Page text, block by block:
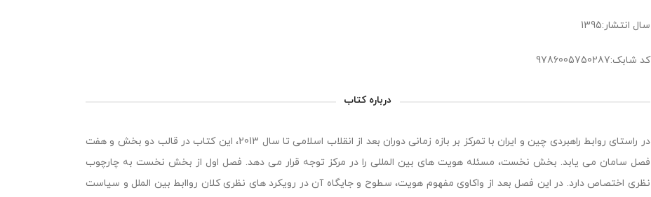
سال انتشار:1395
کد شابک:9786005750287
درباره کتاب
در راستای روابط راهبردی چین و ایران با تمرکز بر بازه زمانی دوران بعد از انقلاب اسلامی تا سال 2013، این کتاب در قالب دو بخش و هفت
فصل سامان می یابد. بخش نخست، مسئله هویت های بین المللی را در مرکز توجه قرار می دهد. فصل اول از بخش نخست به چارچوب
نظری اختصاص دارد. در این فصل بعد از واکاوی مفهوم هویت، سطوح و جایگاه آن در رویکرد های نظری کلان رواابط بین الملل و سیاست